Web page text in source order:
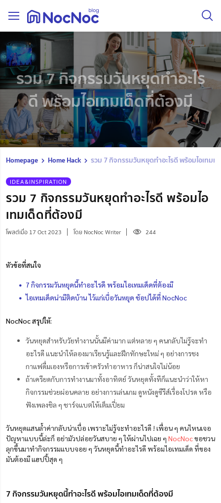
รวม 7 กิจกรรมวันหยุดทำอะไร
ดี พร้อมไอเทมเด็ดที่ต้องมี
Homepage Home Hack รวม 7 กิจกรรมวันหยุดทำอะไรดี พร้อมไอเทมเ
IDEA&INSPIRATION
รวม 7 กิจกรรมวันหยุดทำอะไรดี พร้อมไอ
เทมเด็ดที่ต้องมี
โพสต์เมื่อ 17 Oct 2023 โดย NocNoc Writer 244
หัวข้อที่สนใจ
7 กิจกรรมวันหยุดนี้ทำอะไรดี พร้อมไอเทมเด็ดที่ต้องมี
ไอเทมเด็ดน่ามีติดบ้าน ไว้แก่เบื่อวันหยุด ช้อปได้ที่ NocNoc
NocNoc สรุปให้:
วันหยุดสำหรับวัยทำงานนั้นมีค่ามาก แต่หลาย ๆ คนกลับไม่รู้จะทำ
อะไรดี แนะนำให้ลองมาเรียนรู้และฝึกทักษะใหม่ ๆ อย่างการชง
กาแฟดื่มเองหรือการเข้าครัวทำอาหาร ก็น่าสนใจไม่น้อย
ถ้าเครียดกับการทำงานมาทั้งอาทิตย์ วันหยุดทั้งทีก็แนะนำว่าให้หา
กิจกรรมช่วยผ่อนคลาย อย่างการเล่นเกม ดูหนังดูซีรีส์เรื่องโปรด หรือ
ฟังเพลงชิล ๆ ชาร์จแบตให้เต็มเปี่ยม
วันหยุดแสนล้ำค่ากลับน่าเบื่อ เพราะไม่รู้จะทำอะไรดี ! เพื่อน ๆ คนไหนเจอ
ปัญหาแบบนี้ล่ะก็ อย่ามัวปล่อยวันสบาย ๆ ให้ผ่านไปเฉย ๆ NocNocขอชวน
ลุกขึ้นมาทำกิจกรรมแบบจอย ๆ วันหยุดนี้ทำอะไรดี พร้อมไอเทมเด็ด ที่ของ
มันต้องมี แฮปปี้สุด ๆ
7 กิจกรรมวันหยุดนี้ทำอะไรดี พร้อมไอเทมเด็ดที่ต้องมี